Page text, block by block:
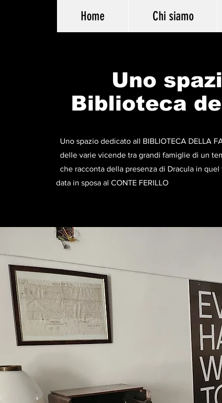
Home Chi siamo
Uno
Biblioteca
Uno spazio dedicato all BIBLIOTECA DELLA
delle varie vicende tra grandi famiglie di un tempo
che racconta della presenza di Dracula in quel
data in sposa al CONTE FERILLO